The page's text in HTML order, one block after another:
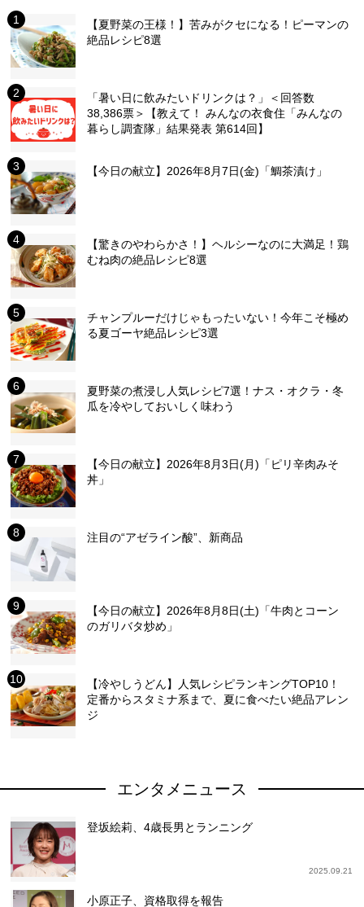
【夏野菜の王様！】苦みがクセになる！ピーマンの
絶品レシピ8選
「暑い日に飲みたいドリンクは？」＜回答数
38,386票＞【教えて！ みんなの衣食住「みんなの
暮らし調査隊」結果発表 第614回】
【今日の献立】2026年8月7日(金)「鯛茶漬け」
【驚きのやわらかさ！】ヘルシーなのに大満足！鶏
むね肉の絶品レシピ8選
チャンプルーだけじゃもったいない！今年こそ極め
る夏ゴーヤ絶品レシピ3選
夏野菜の煮浸し人気レシピ7選！ナス・オクラ・冬
瓜を冷やしておいしく味わう
【今日の献立】2026年8月3日(月)「ピリ辛肉みそ
丼」
注目の“アゼライン酸”、新商品
【今日の献立】2026年8月8日(土)「牛肉とコーン
のガリバタ炒め」
【冷やしうどん】人気レシピランキングTOP10！
定番からスタミナ系まで、夏に食べたい絶品アレン
ジ
エンタメニュース
登坂絵莉、4歳長男とランニング
2025.09.21
小原正子、資格取得を報告